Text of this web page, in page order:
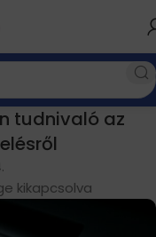
tudnivaló az
kikapcsolva